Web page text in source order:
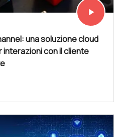
Vedi subito
play_arrow
una soluzione cloud
con il cliente